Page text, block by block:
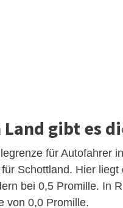
gibt es
für Autofahrer
Schottland. Hier
bei 0,5 Promille. In
von 0,0 Promille.